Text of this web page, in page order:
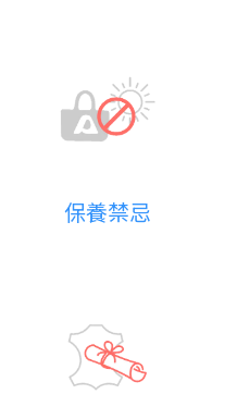
保養禁忌